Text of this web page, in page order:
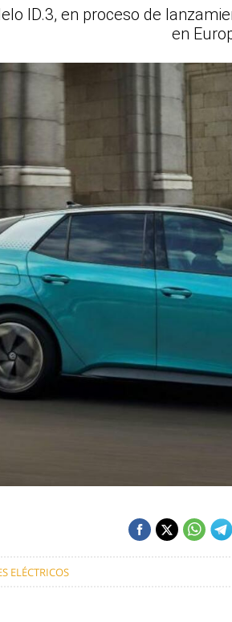
ID.3, en proceso de
en
ELÉCTRICOS